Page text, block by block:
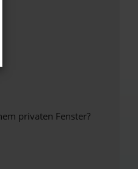
privaten Fenster?